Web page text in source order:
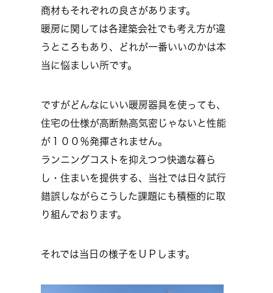
商材もそれぞれの良さがあります。
暖房に関しては各建築会社でも考え方が違
うところもあり、どれが一番いいのかは本
当に悩ましい所です。
ですがどんなにいい暖房器具を使っても、
住宅の仕様が高断熱高気密じゃないと性能
が１００％発揮されません。
ランニングコストを抑えつつ快適な暮ら
し・住まいを提供する、当社では日々試行
錯誤しながらこうした課題にも積極的に取
り組んでおります。
それでは当日の様子をＵＰします。